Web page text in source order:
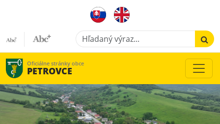
Hľadaný výraz...
Oficiálne stránky obce
PETROVCE